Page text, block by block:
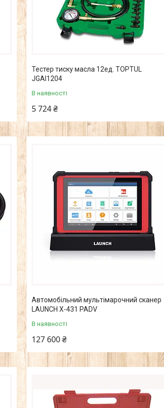
Тестер тиску масла 12ед. TOPTUL
JGAI1204
В наявності
5 724 ₴
Автомобільний мультімарочний сканер
LAUNCH X-431 PADV
В наявності
127 600 ₴